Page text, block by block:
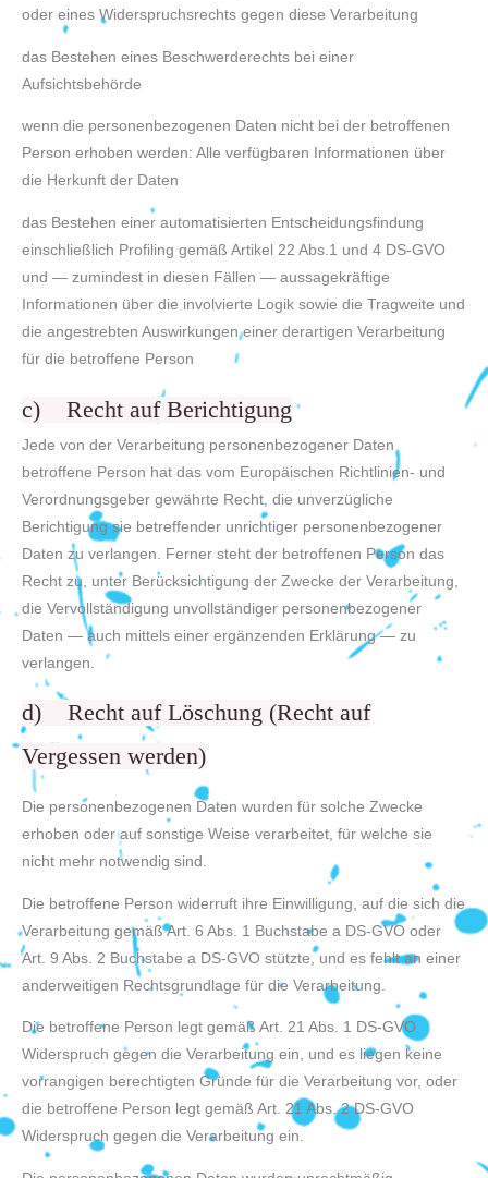
oder eines Widerspruchsrechts gegen diese Verarbeitung
das Bestehen eines Beschwerderechts bei einer
Aufsichtsbehörde
wenn die personenbezogenen Daten nicht bei der betroffenen
Person erhoben werden: Alle verfügbaren Informationen über
die Herkunft der Daten
das Bestehen einer automatisierten Entscheidungsfindung
einschließlich Profiling gemäß Artikel 22 Abs.1 und 4 DS-GVO
und — zumindest in diesen Fällen — aussagekräftige
Informationen über die involvierte Logik sowie die Tragweite und
die angestrebten Auswirkungen einer derartigen Verarbeitung
für die betroffene Person
c) Recht auf Berichtigung
Jede von der Verarbeitung personenbezogener Daten
betroffene Person hat das vom Europäischen Richtlinien- und
Verordnungsgeber gewährte Recht, die unverzügliche
Berichtigung sie betreffender unrichtiger personenbezogener
Daten zu verlangen. Ferner steht der betroffenen Person das
Recht zu, unter Berücksichtigung der Zwecke der Verarbeitung,
die Vervollständigung unvollständiger personenbezogener
Daten — auch mittels einer ergänzenden Erklärung — zu
verlangen.
d) Recht auf Löschung (Recht auf
Vergessen werden)
Die personenbezogenen Daten wurden für solche Zwecke
erhoben oder auf sonstige Weise verarbeitet, für welche sie
nicht mehr notwendig sind.
Die betroffene Person widerruft ihre Einwilligung, auf die sich die
Verarbeitung gemäß Art. 6 Abs. 1 Buchstabe a DS-GVO oder
Art. 9 Abs. 2 Buchstabe a DS-GVO stützte, und es fehlt an einer
anderweitigen Rechtsgrundlage für die Verarbeitung.
Die betroffene Person legt gemäß Art. 21 Abs. 1 DS-GVO
Widerspruch gegen die Verarbeitung ein, und es liegen keine
vorrangigen berechtigten Gründe für die Verarbeitung vor, oder
die betroffene Person legt gemäß Art. 21 Abs. 2 DS-GVO
Widerspruch gegen die Verarbeitung ein.